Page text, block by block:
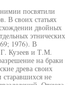
посвятили
В своих статьях
двойных
этнических
1976). В
Кузеев и Т.М.
на браки
древа своих
старавшихся не